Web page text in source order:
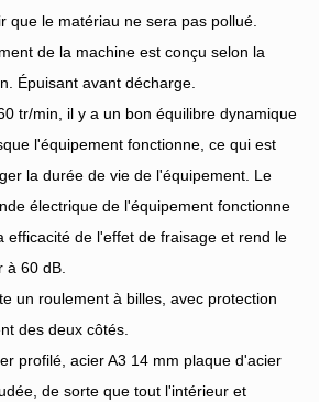
que le matériau ne sera pas pollué.
de la machine est conçu selon la
Épuisant avant décharge.
tr/min, il y a un bon équilibre dynamique
l'équipement fonctionne, ce qui est
la durée de vie de l'équipement. Le
électrique de l'équipement fonctionne
efficacité de l'effet de fraisage et rend le
à 60 dB.
un roulement à billes, avec protection
des deux côtés.
profilé, acier A3 14 mm plaque d'acier
de sorte que tout l'intérieur et